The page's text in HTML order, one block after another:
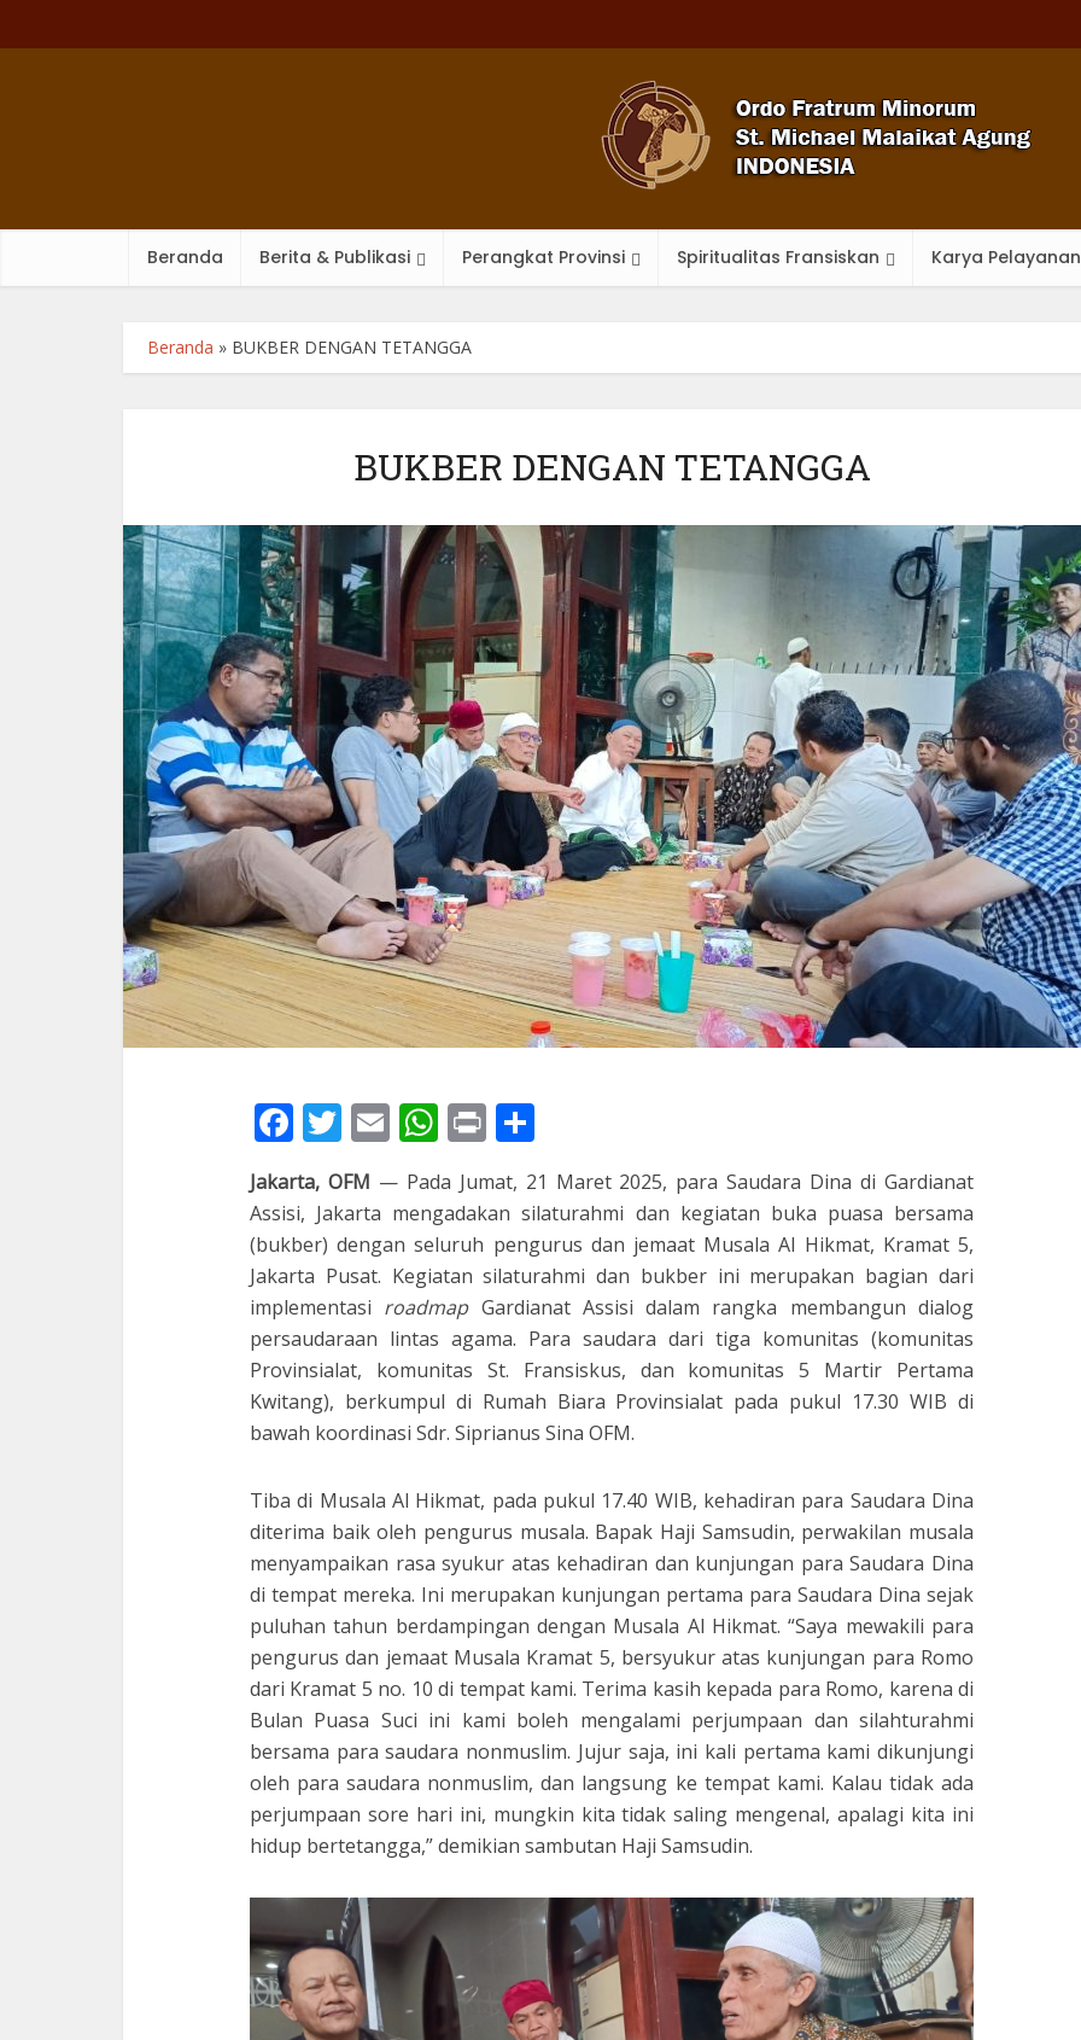
Beranda Berita & Publikasi Perangkat Provinsi Spiritualitas Fransiskan Karya Pelayanan
Beranda » BUKBER DENGAN TETANGGA
BUKBER DENGAN TETANGGA
Facebook
Twitter
EmailWhatsApp
Print
Jakarta, OFM — Pada Jumat, 21 Maret 2025, para Saudara Dina di Gardianat
Assisi, Jakarta mengadakan silaturahmi dan kegiatan buka puasa bersama
(bukber) dengan seluruh pengurus dan jemaat Musala Al Hikmat, Kramat 5,
Jakarta Pusat. Kegiatan silaturahmi dan bukber ini merupakan bagian dari
implementasi roadmapGardianat Assisi dalam rangka membangun dialog
persaudaraan lintas agama. Para saudara dari tiga komunitas (komunitas
Provinsialat, komunitas St. Fransiskus, dan komunitas 5 Martir Pertama
Kwitang), berkumpul di Rumah Biara Provinsialat pada pukul 17.30 WIB di
bawah koordinasi Sdr. Siprianus Sina OFM.
Tiba di Musala Al Hikmat, pada pukul 17.40 WIB, kehadiran para Saudara Dina
diterima baik oleh pengurus musala. Bapak Haji Samsudin, perwakilan musala
menyampaikan rasa syukur atas kehadiran dan kunjungan para Saudara Dina
di tempat mereka. Ini merupakan kunjungan pertama para Saudara Dina sejak
puluhan tahun berdampingan dengan Musala Al Hikmat. “Saya mewakili para
pengurus dan jemaat Musala Kramat 5, bersyukur atas kunjungan para Romo
dari Kramat 5 no. 10 di tempat kami. Terima kasih kepada para Romo, karena di
Bulan Puasa Suci ini kami boleh mengalami perjumpaan dan silahturahmi
bersama para saudara nonmuslim. Jujur saja, ini kali pertama kami dikunjungi
oleh para saudara nonmuslim, dan langsung ke tempat kami. Kalau tidak ada
perjumpaan sore hari ini, mungkin kita tidak saling mengenal, apalagi kita ini
hidup bertetangga,” demikian sambutan Haji Samsudin.